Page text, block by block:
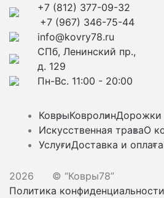
+7 (812) 377-09-32
+7 (967) 346-75-44
info@kovry78.ru
СПб, Ленинский пр.,
д. 129
Пн-Вс. 11:00 - 20:00
КоврыКовролинДорожки
Искусственная траваО
УслугиДоставка и оплата
2026
© “Ковры78”
Политика конфиденциальности